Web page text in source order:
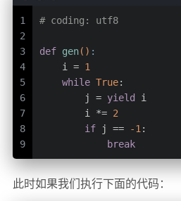
1
2
3
4
5
6
7
8
9
# coding: utf8
def gen() :
    i =
1
while True:
        j =
yield
i
        i *=
2
if j == -1 :
break
此时如果我们执行下面的代码：